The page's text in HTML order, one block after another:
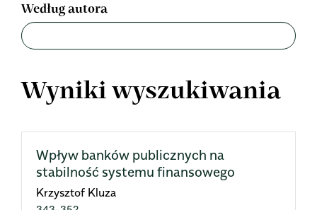
Według autora
Wyniki wyszukiwania
Wpływ banków publicznych na
stabilność systemu finansowego
Krzysztof Kluza